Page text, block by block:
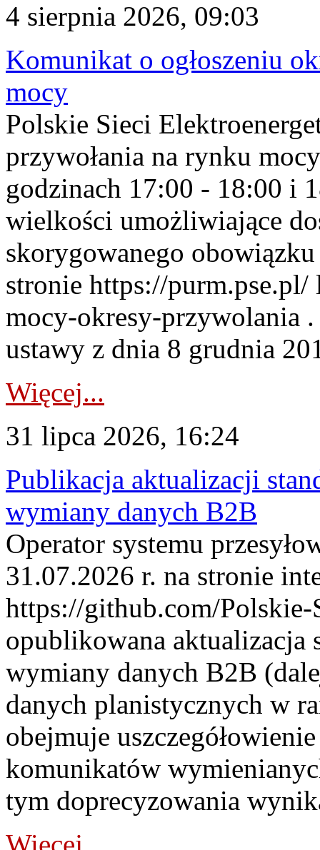
4 sierpnia 2026, 09:03
Komunikat o ogłoszeniu
mocy
Polskie Sieci
przywołania na rynku
godzinach 17:00 - 18:00 i
wielkości umożliwiające
skorygowanego
stronie https://
mocy-okresy-przywolania
ustawy z dnia 8 grudnia
Więcej...
31 lipca 2026, 16:24
Publikacja aktualizacji
wymiany danych B2B
Operator systemu
31.07.2026 r. na stronie
https://github.com/Polskie-
opublikowana aktualizacja
wymiany danych B2B
danych planistycznych w
obejmuje
komunikatów
tym doprecyzowania